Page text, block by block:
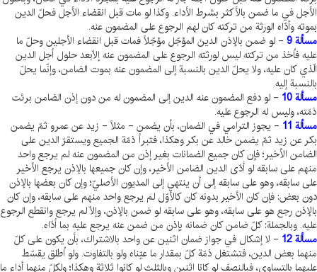
الأجل في ما ضمن بالأكثر بشرط الأداء. وكذا لو مات قبل انقضاء الأجل فحلّ الدين
بموته وأدّاه الورثة من تركته كان لهم الرجوع على المضمون عنه.
مسألة 9
- لو ضمن بالإذن الدينَ المؤجّل مؤجّلاً فمات قبل انقضاء الأجلين وحلّ ما
عليه فاُخذ من تركته ليس لورثته الرجوع على المضمون عنه إلّابعد حلول أجل الدين
الّذي كان عليه، ولا يحلّ الدين بالنسبة إلى المضمون عنه بموت الضامن، وإنّما يحلّ
بالنسبة إليه.
مسألة 10
- لو دفع المضمون عنه الدين إلى المضمون له من دون إذن الضامن برئت
ذمّته، وليس له الرجوع عليه.
مسألة 11
- يجوز الترامي في الضمان، بأن يضمن - مثلاً - زيد عن عمرو ثمّ يضمن
بكر عن زيد ثمّ يضمن خالد عن بكر وهكذا، فتبرأ ذمّة الجميع ويستقرّ الدين على
الضامن الأخير؛ فإن كان جميع الضمانات بغير إذن من المضمون عنه لم يرجع واحد
منهم على سابقه لو أدّى الدين الضامن الأخير، وإن كان جميعها بالإذن يرجع الأخير
على سابقه، وهو على سابقه إلى أن ينتهي إلى المديون الأصليّ؛ وإن كان بعضها بالإذن
دون بعض: فإن كان الأخير بدونه كان كالأوّل لم يرجع واحد منهم على سابقه، وإن كان
بالإذن رجع هو على سابقه، وهو على سابقه لو ضمن بالإذن، وإلّا لم يرجع وانقطع الرجوع
عليه. وبالجملة: كلّ ضامن كان ضمانه بإذن من ضمن عنه يرجع عليه بما أدّاه.
مسألة 12
- لا إشكال في جواز ضمان اثنين عن واحد بالاشتراك، بأن يكون على كلّ
منهما بعض الدين، فتشتغل ذمّة كلّ بمقدار ما عيّناه ولو بالتفاوت. ولو اُطلق يقسّط
عليهما بالتساوي، فبالنصف لو كانا اثنين وبالثلث لو كانوا ثلاثة وهكذا؛ ولكلّ منهما أداء ما